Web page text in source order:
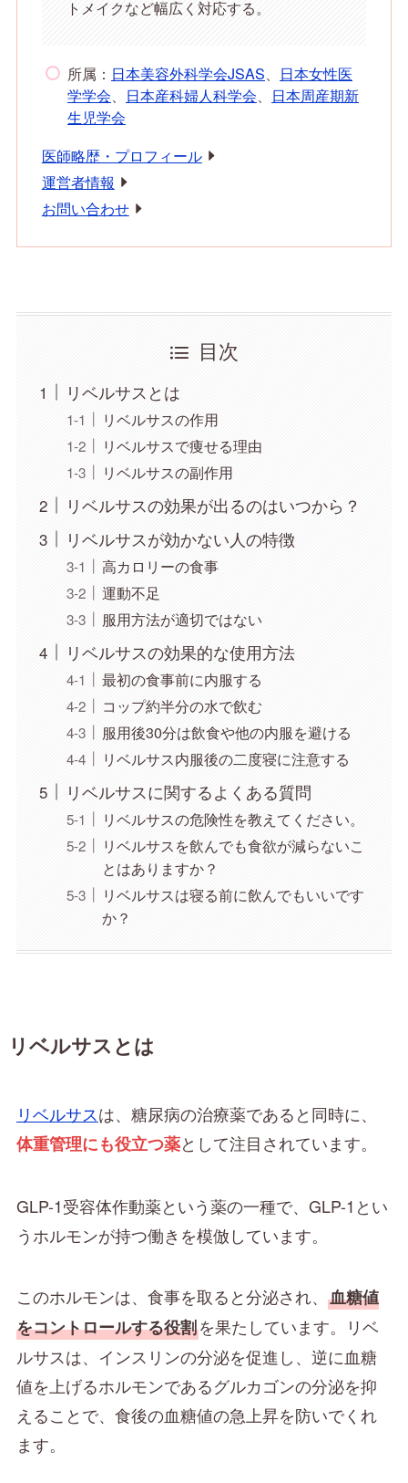
トメイクなど幅広く対応する。
所属： 日本美容外科学会JSAS
日本女性医
学学会
日本産科婦人科学会
日本周産期新
生児学会
医師略歴・プロフィール
運営者情報
お問い合わせ
目次
リベルサスとは
リベルサスの作用
リベルサスで痩せる理由
リベルサスの副作用
リベルサスの効果が出るのはいつから？
リベルサスが効かない人の特徴
高カロリーの食事
運動不足
服用方法が適切ではない
リベルサスの効果的な使用方法
最初の食事前に内服する
コップ約半分の水で飲む
服用後30分は飲食や他の内服を避ける
リベルサス内服後の二度寝に注意する
リベルサスに関するよくある質問
リベルサスの危険性を教えてください。
リベルサスを飲んでも食欲が減らないこ
とはありますか？
リベルサスは寝る前に飲んでもいいです
か？
リベルサスとは
リベルサスは、糖尿病の治療薬であると同時に、
体重管理にも役立つ薬として注目されています。
GLP-1受容体作動薬という薬の一種で、GLP-1とい
うホルモンが持つ働きを模倣しています。
このホルモンは、食事を取ると分泌され、 血糖値
をコントロールする役割を果たしています。リベ
ルサスは、インスリンの分泌を促進し、逆に血糖
値を上げるホルモンであるグルカゴンの分泌を抑
えることで、食後の血糖値の急上昇を防いでくれ
ます。